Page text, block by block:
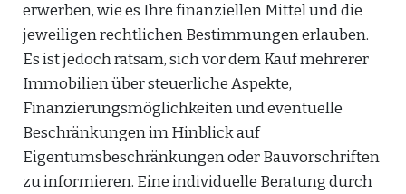
erwerben, wie es Ihre finanziellen Mittel und die
jeweiligen rechtlichen Bestimmungen erlauben.
Es ist jedoch ratsam, sich vor dem Kauf mehrerer
Immobilien über steuerliche Aspekte,
Finanzierungsmöglichkeiten und eventuelle
Beschränkungen im Hinblick auf
Eigentumsbeschränkungen oder Bauvorschriften
zu informieren. Eine individuelle Beratung durch